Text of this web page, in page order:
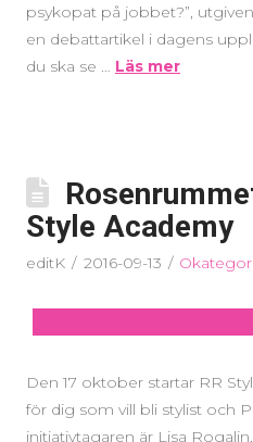
psykopat på jobbet?”,
en debattartikel i dagens
du ska se … Läs mer
Style Academy
editK 2016-09-13
Den 17 oktober startar RR
för dig som vill bli stylist och
initiativtagaren är Lisa